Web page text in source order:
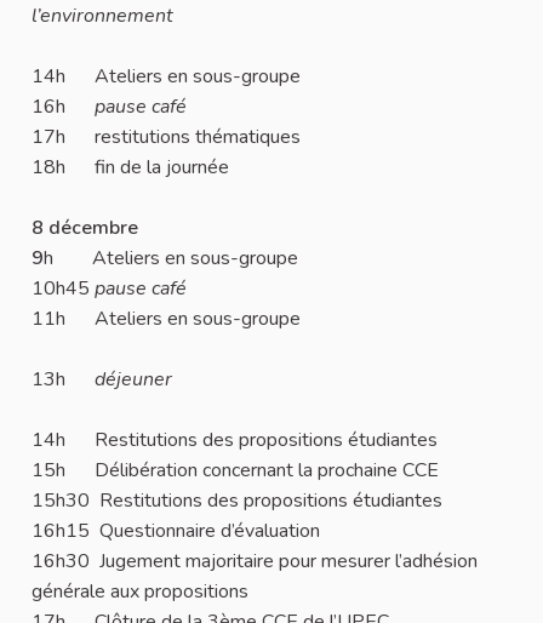
l’environnement
14h Ateliers en sous-groupe
16h pause café
17h restitutions thématiques
18h fin de la journée
8 décembre
9h Ateliers en sous-groupe
10h45 pause café
11h Ateliers en sous-groupe
13h déjeuner
14h Restitutions des propositions étudiantes
15h Délibération concernant la prochaine CCE
15h30 Restitutions des propositions étudiantes
16h15 Questionnaire d’évaluation
16h30 Jugement majoritaire pour mesurer l’adhésion
générale aux propositions